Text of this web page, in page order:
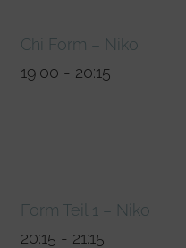
Chi Form – Niko
19:00 - 20:15
Form Teil 1 – Niko
20:15 - 21:15